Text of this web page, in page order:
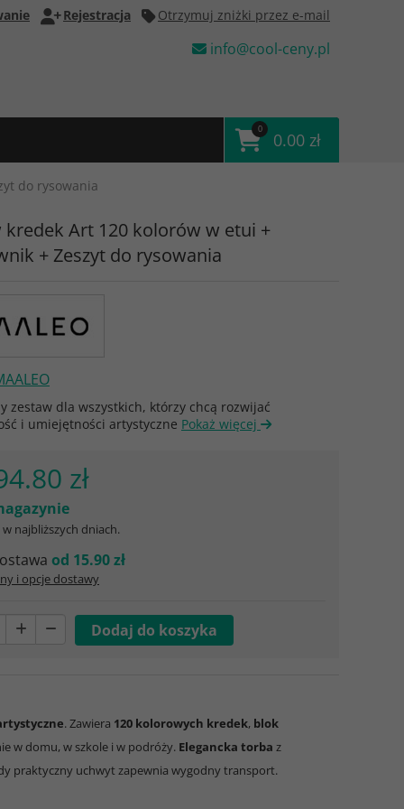
Rejestracja Otrzymuj zniżki przez e-mail
info@cool-ceny.pl
0
0.00 zł
do rysowania
kredek Art 120 kolorów w etui +
+ Zeszyt do rysowania
zestaw dla wszystkich, którzy chcą rozwijać
i umiejętności artystyczne Pokaż więcej
zł
w najbliższych dniach.
od 15.90 zł
i opcje dostawy
. Zawiera 120 kolorowych kredek, blok
w domu, w szkole i w podróży. Elegancka torba z
praktyczny uchwyt zapewnia wygodny transport.